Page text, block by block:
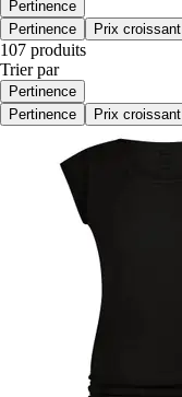
Pertinence
Pertinence
Prix croissant
107 produits
Trier par
Pertinence
Pertinence
Prix croissant